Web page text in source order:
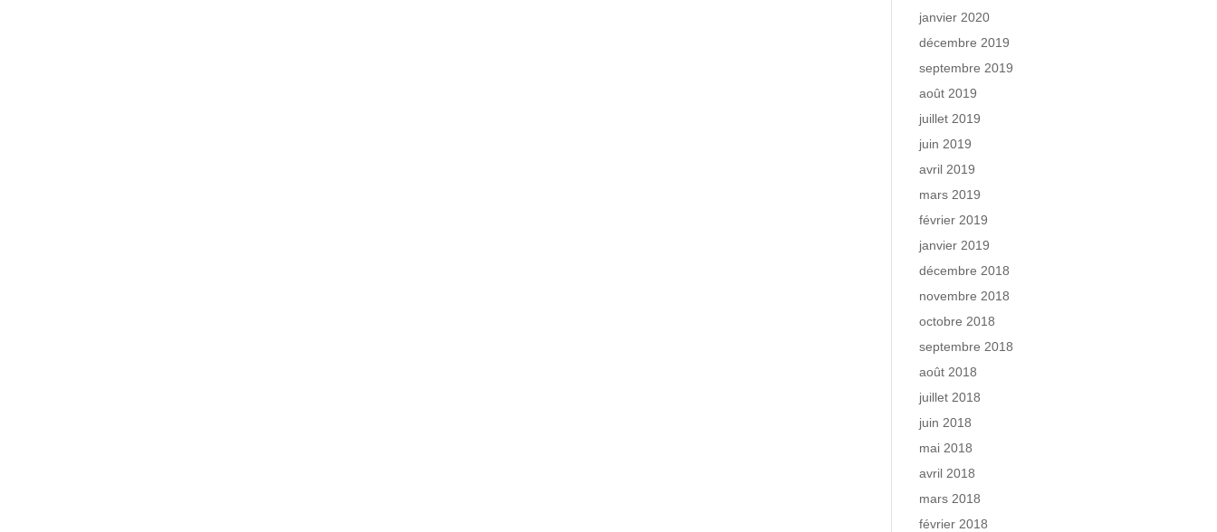
janvier 2020
décembre 2019
septembre 2019
août 2019
juillet 2019
juin 2019
avril 2019
mars 2019
février 2019
janvier 2019
décembre 2018
novembre 2018
octobre 2018
septembre 2018
août 2018
juillet 2018
juin 2018
mai 2018
avril 2018
mars 2018
février 2018